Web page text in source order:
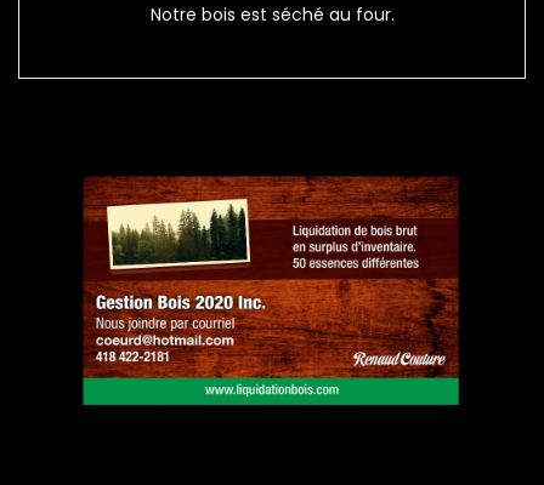
Notre bois est séché au four.